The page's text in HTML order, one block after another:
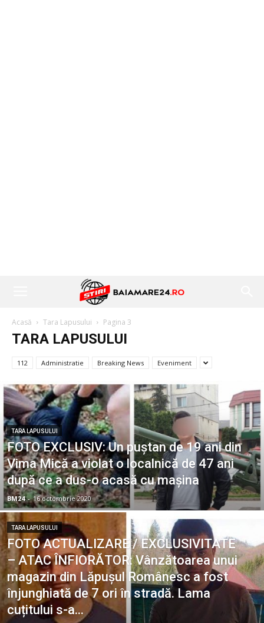
Acasă Tara Lapusului Pagina 3
TARA LAPUSULUI
112 Administratie Breaking News Eveniment
TARA LAPUSULUI
FOTO EXCLUSIV: Un puștan de 19 ani din
Vima Mică a violat o localnică de 47 ani
după ce a dus-o acasă cu mașina
BM24 - 16 octombrie 2020
TARA LAPUSULUI
FOTO ACTUALIZARE / EXCLUSIVITATE
– ATAC ÎNFIORĂTOR: Vânzătoarea unui
magazin din Lăpușul Românesc a fost
înjunghiată de 7 ori în stradă. Lama
cuțitului s-a...